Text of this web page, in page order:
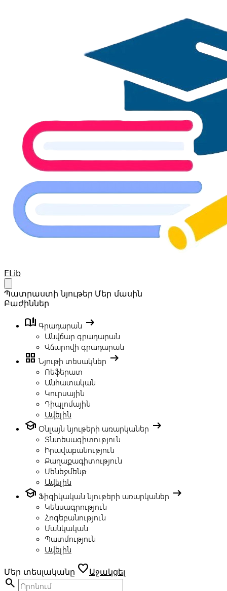
Your Company
ELib
Պատրաստի նյութեր Մեր մասին
Բաժիններ
book_ribbon Գրադարան arrow_right_alt
Անվճար գրադարան
Վճարովի գրադարան
grid_view Նյութի տեսակներ arrow_right_alt
Ռեֆերատ
Անհատական
Կուրսային
Դիպլոմային
Ավելին
school Օնլայն նյութերի առարկաներ arrow_right_alt
Տնտեսագիտություն
Իրավաբանություն
Քաղաքագիտություն
Մենեջմենթ
Ավելին
school Ֆիզիկական նյութերի առարկաներ arrow_right_alt
Կենսագրություն
Հոգեբանություն
Մանկական
Պատմություն
Ավելին
Մեր տեսլականը favoriteԱջակցել
search